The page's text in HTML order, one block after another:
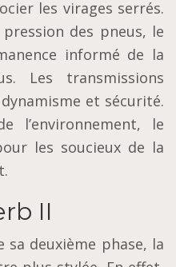
les virages serrés.
des pneus, le
informé de la
Les transmissions
et sécurité.
l’environnement, le
les soucieux de la
II
sa deuxième phase, la